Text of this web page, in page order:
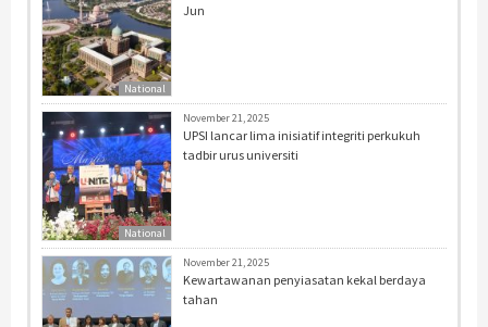
National
Jun
National
November 21, 2025
UPSI lancar lima inisiatif integriti perkukuh
tadbir urus universiti
November 21, 2025
Kewartawanan penyiasatan kekal berdaya
tahan